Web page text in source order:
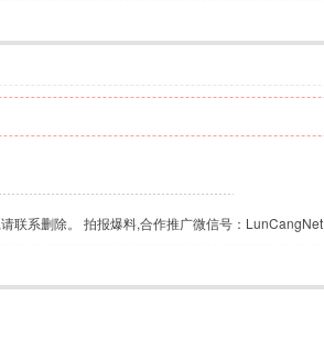
联系删除。 拍报爆料,合作推广微信号：LunCangNet